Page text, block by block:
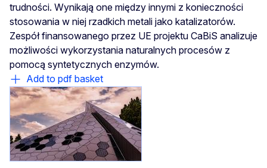
trudności. Wynikają one między innymi z konieczności
stosowania w niej rzadkich metali jako katalizatorów.
Zespół finansowanego przez UE projektu CaBiS analizuje
możliwości wykorzystania naturalnych procesów z
pomocą syntetycznych enzymów.
Add to pdf basket